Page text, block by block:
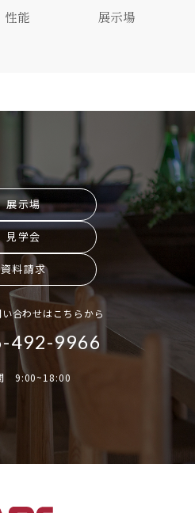
性能 展示場
示場
見学会
料請求
合わせはこちらから
492-9966
9:00~18:00